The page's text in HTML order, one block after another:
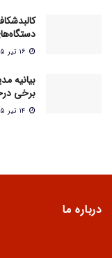
بیانیه
برخی
درباره ما